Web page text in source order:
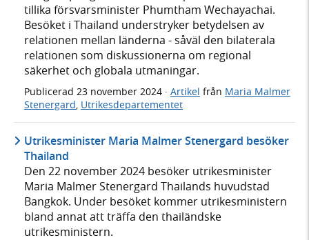
tillika försvarsminister Phumtham Wechayachai.
Besöket i Thailand understryker betydelsen av
relationen mellan länderna - såväl den bilaterala
relationen som diskussionerna om regional
säkerhet och globala utmaningar.
Publicerad 23 november 2024 · Artikel från Maria Malmer
Stenergard, Utrikesdepartementet
Utrikesminister Maria Malmer Stenergard besöker
Thailand
Den 22 november 2024 besöker utrikesminister
Maria Malmer Stenergard Thailands huvudstad
Bangkok. Under besöket kommer utrikesministern
bland annat att träffa den thailändske
utrikesministern.